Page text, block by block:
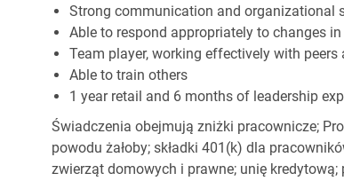
Strong communication and organizational
Able to respond appropriately to changes
Team player, working effectively with peers
Able to train others
1 year retail and 6 months of leadership
Świadczenia obejmują zniżki pracownicze;
powodu żałoby; składki 401(k) dla
zwierząt domowych i prawne; unię